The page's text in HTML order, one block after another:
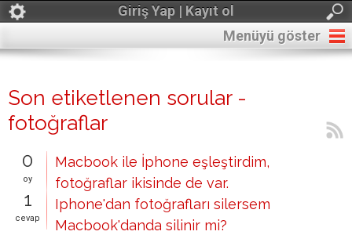
Giriş Yap | Kayıt ol
Menüyü göster
Son etiketlenen sorular -
fotoğraflar
0
oy
1
cevap
Macbook ile İphone eşleştirdim,
fotoğraflar ikisinde de var.
Iphone'dan fotoğrafları silersem
Macbook'danda silinir mi?